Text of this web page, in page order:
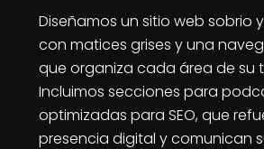
Diseñamos un sitio web sobrio
con matices grises y una
que organiza cada área de su
Incluimos secciones para
optimizadas para SEO, que
presencia digital y comunican